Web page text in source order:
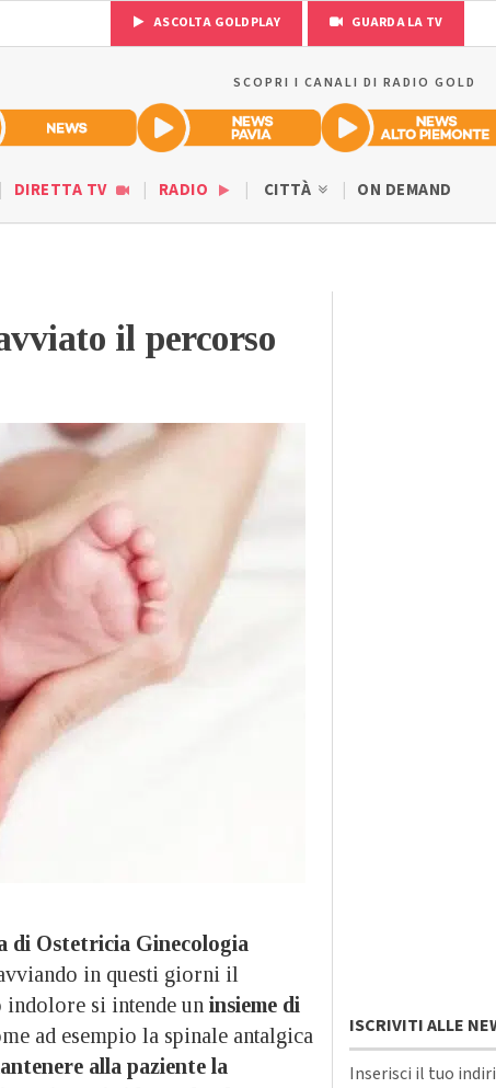
ASCOLTA GOLDPLAY GUARDA LA TV
SCOPRI I CANALI DI RADIO GOLD
DIRETTA TV RADIO CITTÀ ON DEMAND
il percorso
di Ostetricia Ginecologia
in questi giorni il
indolore si intende un insieme di
ad esempio la spinale antalgica
alla paziente la
ISCRIVITI ALLE
Inserisci il tuo